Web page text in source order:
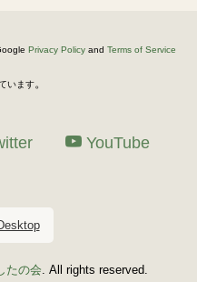
Privacy Policy and Terms of Service
います。
YouTube
たの会. All rights reserved.